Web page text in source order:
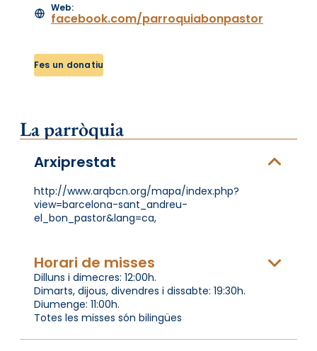
Web:
facebook.com/parroquiabonpastor
Fes un donatiu
La parròquia
Arxiprestat
http://www.arqbcn.org/mapa/index.php?
view=barcelona-sant_andreu-
el_bon_pastor&lang=ca,
Horari de misses
Dilluns i dimecres: 12:00h.
Dimarts, dijous, divendres i dissabte: 19:30h.
Diumenge: 11:00h.
Totes les misses són bilingües